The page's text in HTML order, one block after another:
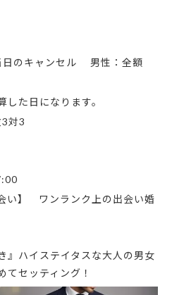
日のキャンセル 男性：全額
た日になります。
対3
い】 ワンランク上の出会い婚
』ハイステイタスな大人の男女
てセッティング！